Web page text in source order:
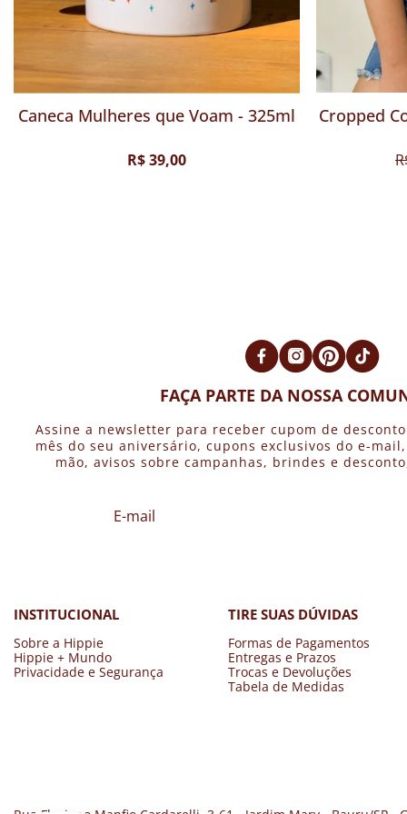
Camiseta Mulheres que Voam -
R$ 74,00
Caneca
FAÇA PARTE DA NOSSA
Assine a newsletter para receber cupom de
mês do seu aniversário, cupons exclusivos do e-
mão, avisos sobre campanhas, brindes e
INSTITUCIONAL
Sobre a Hippie
Hippie + Mundo
Privacidade e Segurança
TIRE SUAS DÚVIDAS
Formas de Pagamentos
Entregas e Prazos
Trocas e Devoluções
Tabela de Medidas